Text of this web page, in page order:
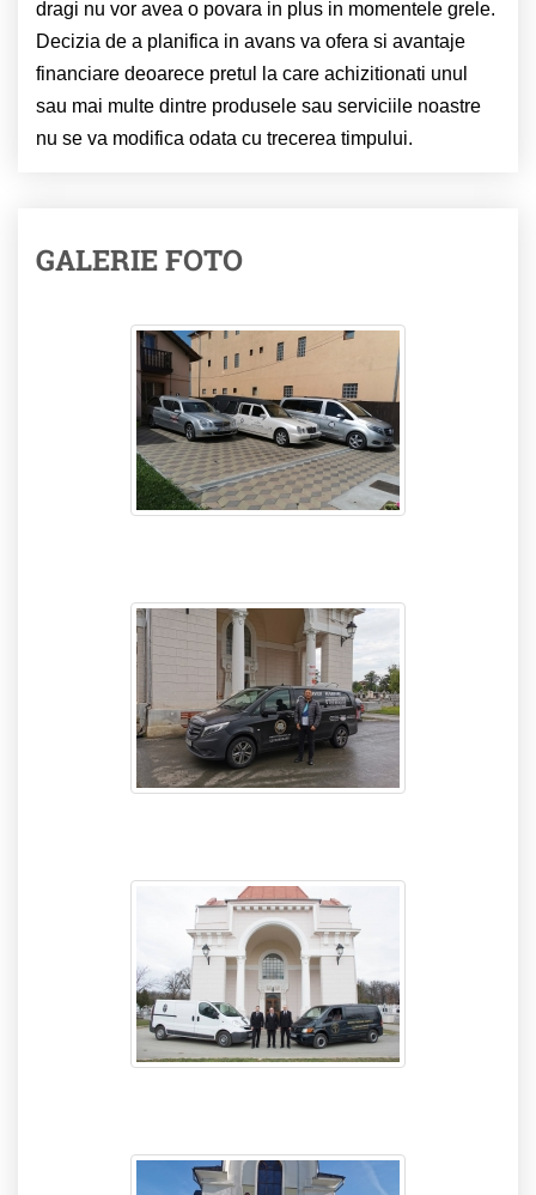
dragi nu vor avea o povara in plus in momentele grele.
Decizia de a planifica in avans va ofera si avantaje
financiare deoarece pretul la care achizitionati unul
sau mai multe dintre produsele sau serviciile noastre
nu se va modifica odata cu trecerea timpului.
GALERIE FOTO